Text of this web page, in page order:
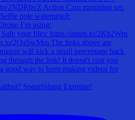
Spearfishing Extreme!